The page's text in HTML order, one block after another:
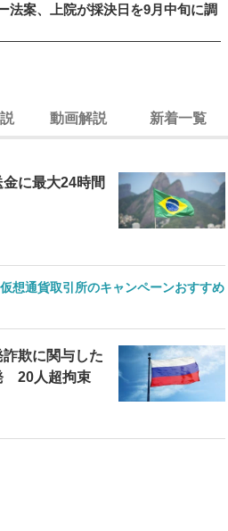
法案、上院が採決日を9月中旬に調
動画解説 新着一覧
に最大24時間
想通貨取引所のキャンペーンおすすめ
欺に関与した
20人超拘束